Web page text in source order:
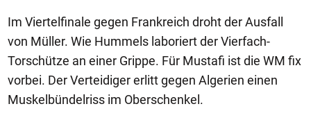
Im Viertelfinale gegen Frankreich droht der Ausfall
von Müller. Wie Hummels laboriert der Vierfach-
Torschütze an einer Grippe. Für Mustafi ist die WM fix
vorbei. Der Verteidiger erlitt gegen Algerien einen
Muskelbündelriss im Oberschenkel.